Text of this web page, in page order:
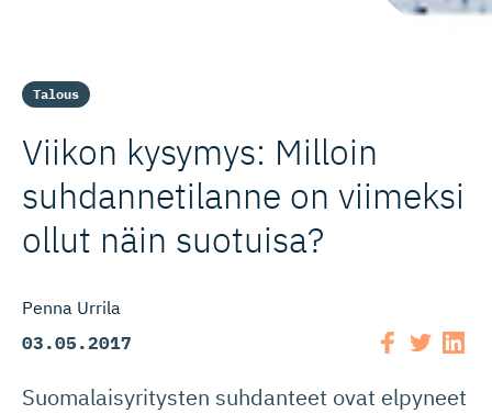
Talous
Viikon kysymys: Milloin
suhdannetilanne on viimeksi
ollut näin suotuisa?
Penna Urrila
03.05.2017
Suomalaisyritysten suhdanteet ovat elpyneet